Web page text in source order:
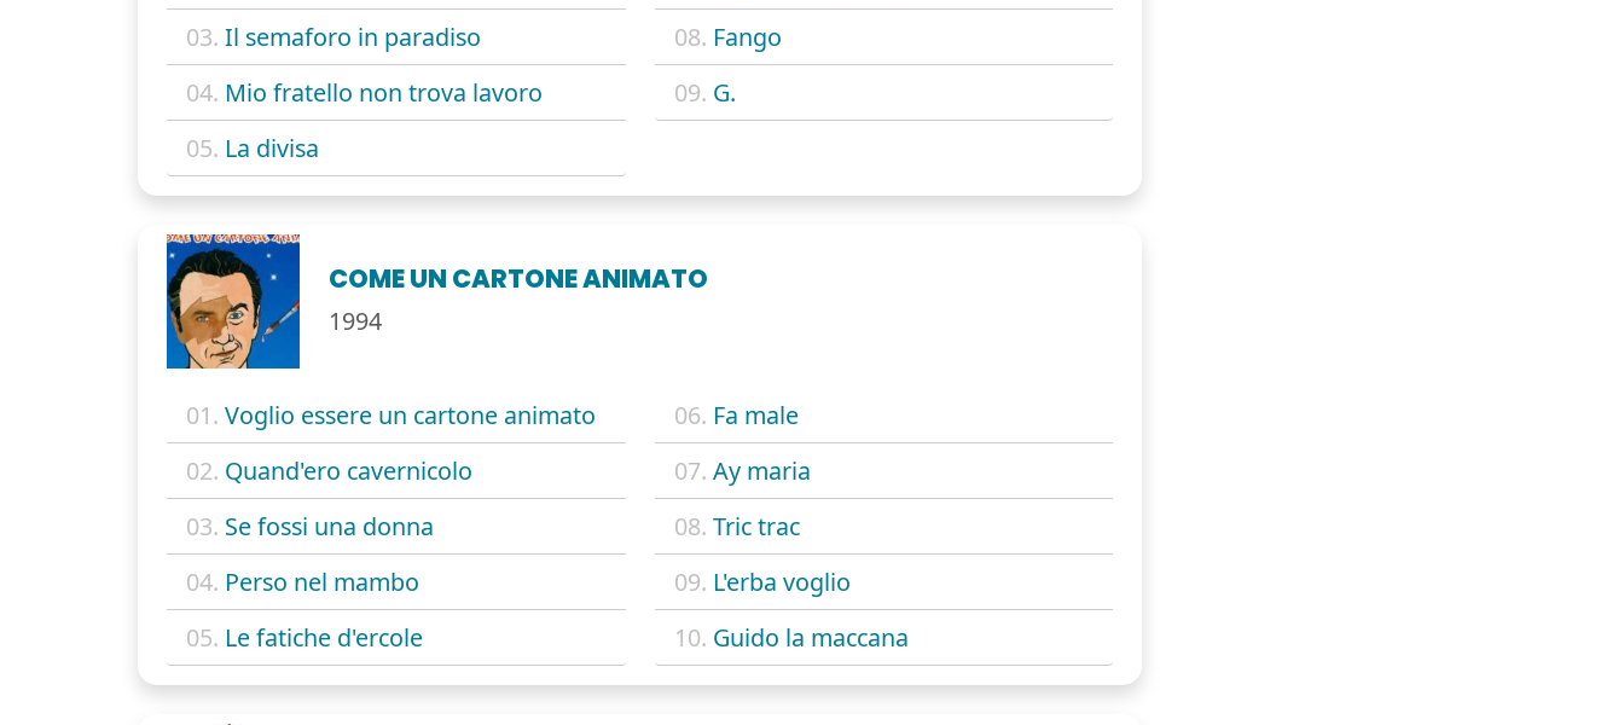
03. Il semaforo in paradiso
04. Mio fratello non trova lavoro
05. La divisa
08. Fango
09. G.
COME UN CARTONE ANIMATO
1994
01. Voglio essere un cartone animato
02. Quand'ero cavernicolo
03. Se fossi una donna
04. Perso nel mambo
05. Le fatiche d'ercole
06. Fa male
07. Ay maria
08. Tric trac
09. L'erba voglio
10. Guido la maccana